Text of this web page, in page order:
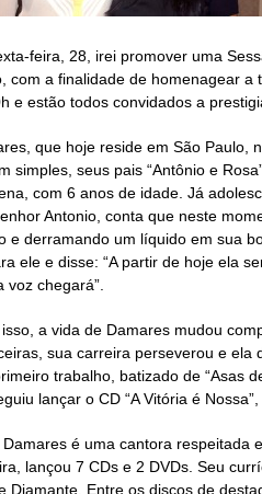
feira, 28, irei promover uma
com a finalidade de homenagear
e estão todos convidados a
que hoje reside em São Paulo,
simples, seus pais “Antônio e
com 6 anos de idade. Já
Antonio, conta que neste
e derramando um líquido em sua
ele e disse: “A partir de hoje ela
voz chegará”
a vida de Damares mudou
sua carreira perseverou e ela
trabalho, batizado de “Asas
lançar o CD “A Vitória é
Damares é uma cantora respeitada
lançou 7 CDs e 2 DVDs. Seu
Diamante. Entre os discos de